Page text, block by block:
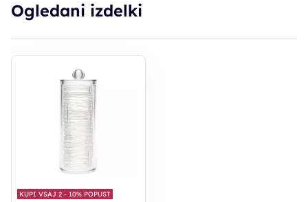
Ogledani izdelki
KUPI VSAJ 2 - 10% POPUST